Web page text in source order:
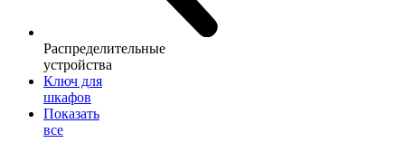
Распределительные
устройства
Ключ для
шкафов
Показать
все